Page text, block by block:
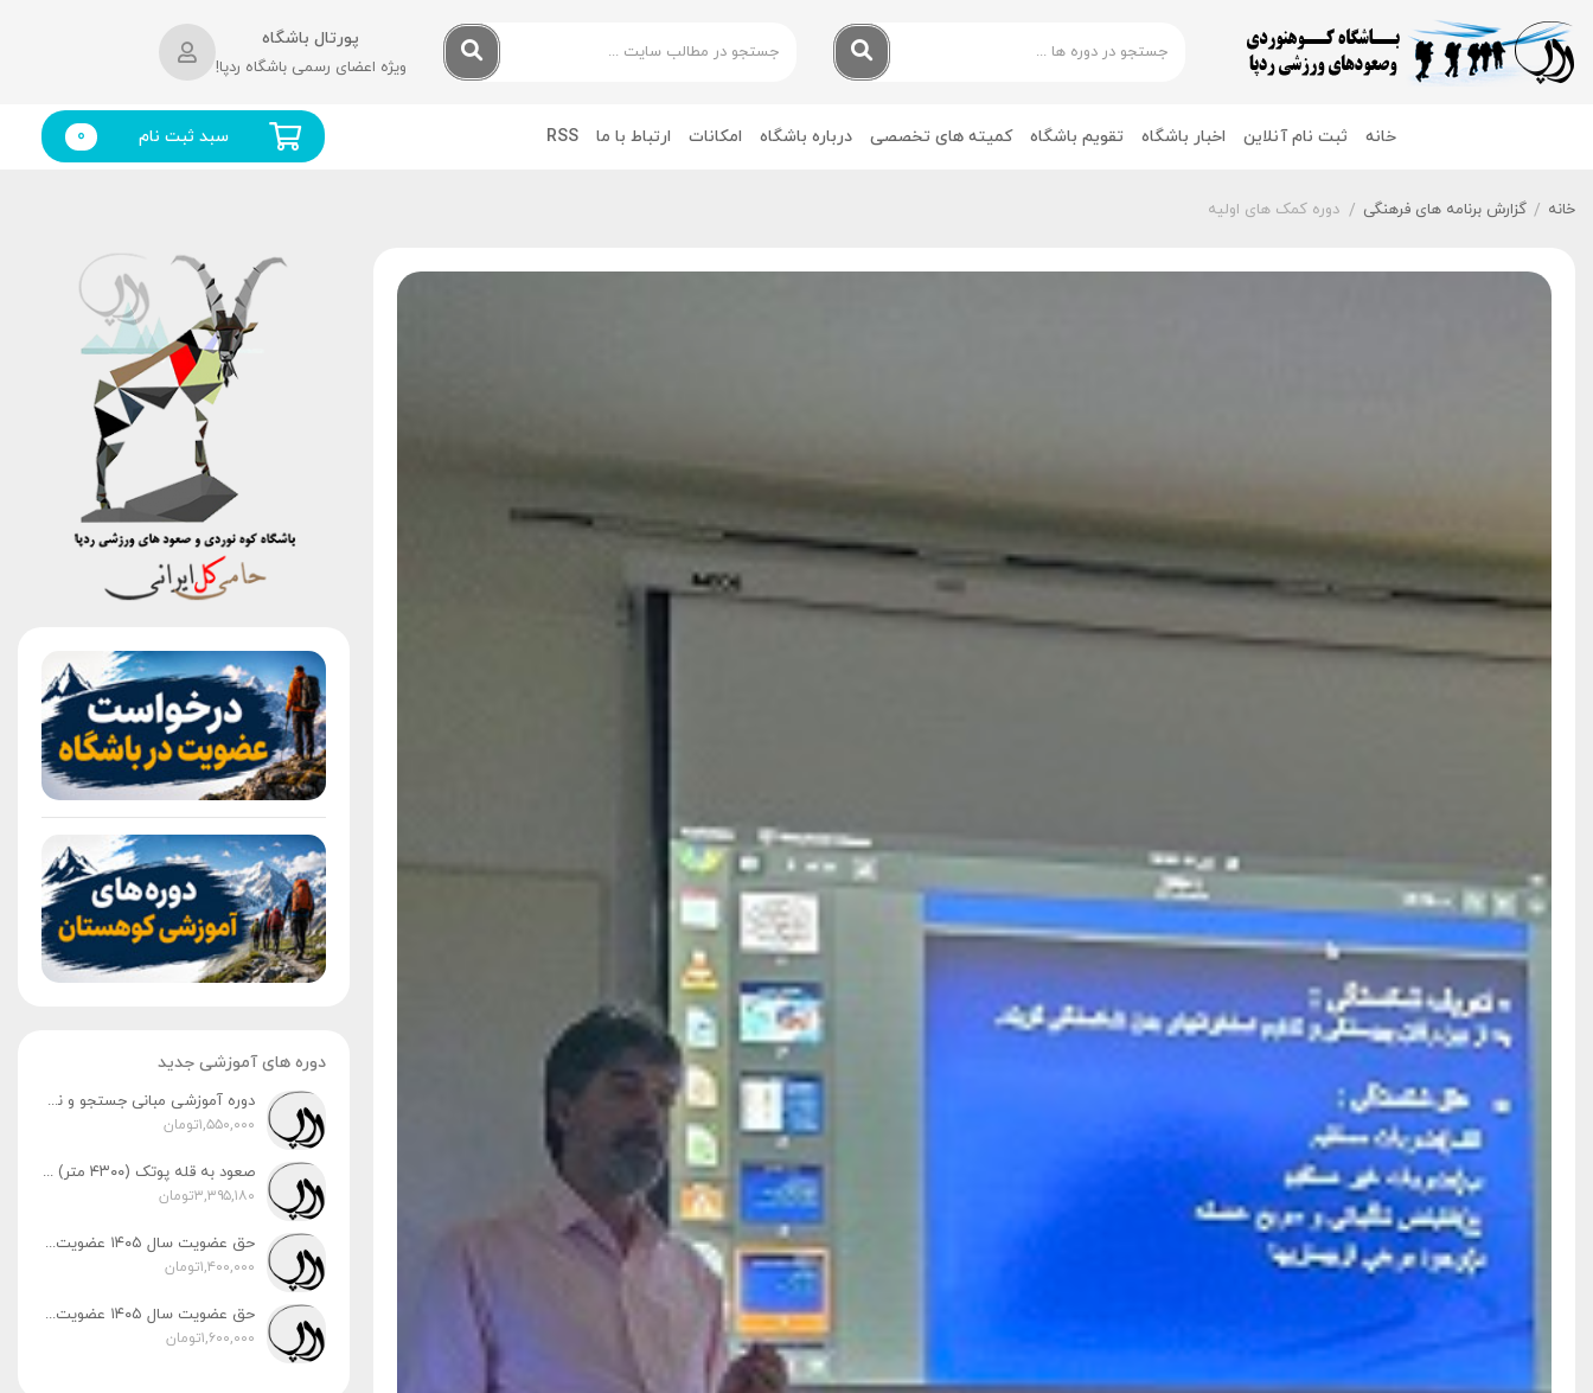
پورتال باشگاه
ویژه اعضای رسمی باشگاه ردپا!
خانه ثبت نام آنلاین اخبار باشگاه تقویم باشگاه کمیته های تخصصی درباره باشگاه امکانات ارتباط با ما RSS سبد ثبت نام 0
خانه / گزارش برنامه های فرهنگی / دوره کمک های اولیه
دوره های آموزشی جدید
دوره آموزشی مبانی جستجو و نجات در کوهستان (ویژه آقایان و بانوان) زمان برگزاری: پنج‌شنبه و جمعه، ۸ و ۹ مردادماه
تومان۱,۵۵۰,۰۰۰
صعود به قله پوتک (۴۳۰۰ متر) | رشته‌کوه دنا زمان اجرا: ۳۱ تیر، ۱ و ۲ مردادماه ۱۴۰۵
تومان۳,۳۹۵,۱۸۰
حق عضویت سال ۱۴۰۵ عضویت رسمی پایه ۲
تومان۱,۴۰۰,۰۰۰
حق عضویت سال ۱۴۰۵ عضویت رسمی پایه ۳
تومان۱,۶۰۰,۰۰۰